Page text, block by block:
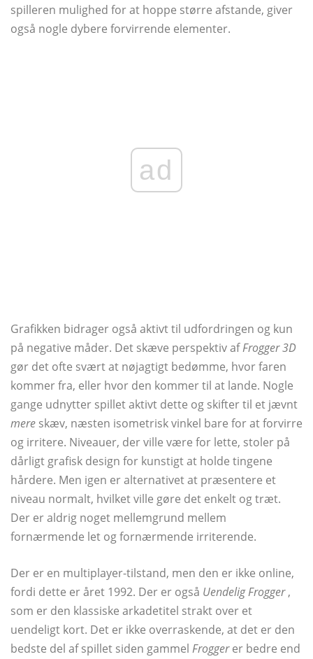
spilleren mulighed for at hoppe større afstande, giver
også nogle dybere forvirrende elementer.
ad
Grafikken bidrager også aktivt til udfordringen og kun
på negative måder. Det skæve perspektiv afFrogger 3D
gør det ofte svært at nøjagtigt bedømme, hvor faren
kommer fra, eller hvor den kommer til at lande. Nogle
gange udnytter spillet aktivt dette og skifter til et jævnt
mere skæv, næsten isometrisk vinkel bare for at forvirre
og irritere. Niveauer, der ville være for lette, stoler på
dårligt grafisk design for kunstigt at holde tingene
hårdere. Men igen er alternativet at præsentere et
niveau normalt, hvilket ville gøre det enkelt og træt.
Der er aldrig noget mellemgrund mellem
fornærmende let og fornærmende irriterende.
Der er en multiplayer-tilstand, men den er ikke online,
fordi dette er året 1992. Der er også Uendelig Frogger,
som er den klassiske arkadetitel strakt over et
uendeligt kort. Det er ikke overraskende, at det er den
bedste del af spillet siden gammel Froggerer bedre end